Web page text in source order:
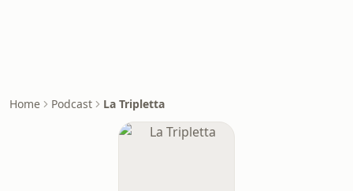
Home Podcast La Tripletta